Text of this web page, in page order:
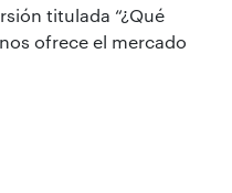
titulada “¿Qué
ofrece el mercado